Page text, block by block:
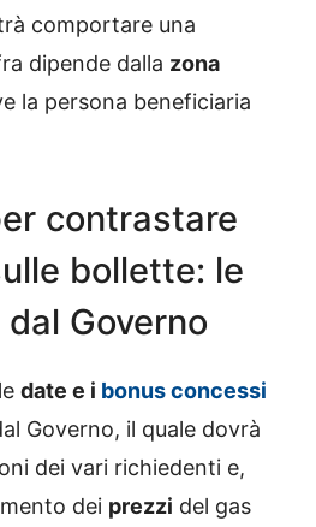
comportare una
dipende dalla zona
la persona beneficiaria
contrastare
bollette: le
Governo
date e i bonus concessi
Governo, il quale dovrà
dei vari richiedenti e,
dei prezzi del gas